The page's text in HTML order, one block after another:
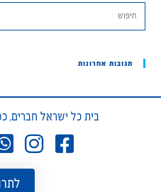
תגובות אחרונות
בית כל ישראל חברים,